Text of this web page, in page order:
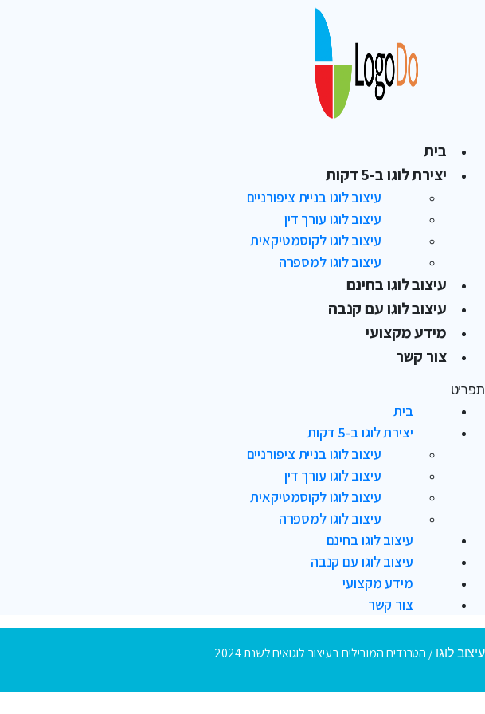
בית
יצירת לוגו ב-5 דקות
עיצוב לוגו בניית ציפורניים
עיצוב לוגו עורך דין
עיצוב לוגו לקוסמטיקאית
עיצוב לוגו למספרה
עיצוב לוגו בחינם
עיצוב לוגו עם קנבה
מידע מקצועי
צור קשר
תפריט
בית
יצירת לוגו ב-5 דקות
עיצוב לוגו בניית ציפורניים
עיצוב לוגו עורך דין
עיצוב לוגו לקוסמטיקאית
עיצוב לוגו למספרה
עיצוב לוגו בחינם
עיצוב לוגו עם קנבה
מידע מקצועי
צור קשר
עיצוב לוגו / הטרנדים המובילים בעיצוב לוגואים לשנת 2024